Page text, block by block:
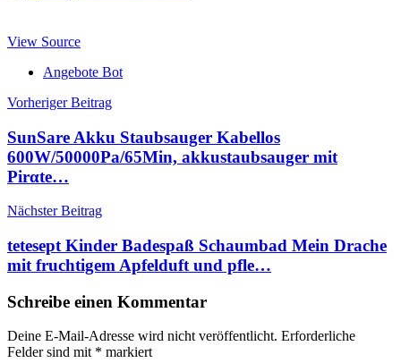
View Source
Angebote Bot
Beitragsnavigation
Vorheriger Beitrag
SunSare Akku Staubsauger Kabellos
600W/50000Pa/65Min, akkustaubsauger mit
Pirαtе…
Nächster Beitrag
tetesept Kinder Badespaß Schaumbad Mein Drache
mit fruchtigem Apfelduft und pfle…
Schreibe einen Kommentar
Deine E-Mail-Adresse wird nicht veröffentlicht. Erforderliche
Felder sind mit * markiert